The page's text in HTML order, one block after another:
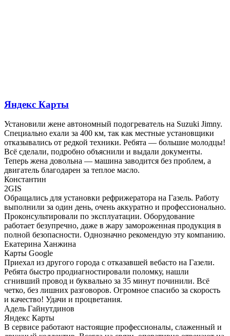
Яндекс Карты
Установили жене автономный подогреватель на Suzuki Jimny.
Специально ехали за 400 км, так как местные установщики
отказывались от редкой техники. Ребята — большие молодцы!
Всё сделали, подробно объяснили и выдали документы.
Теперь жена довольна — машина заводится без проблем, а
двигатель благодарен за теплое масло.
​Константин
2GIS
Обращались для установки рефрижератора на Газель. Работу
выполнили за один день, очень аккуратно и профессионально.
Проконсультировали по эксплуатации. Оборудование
работает безупречно, даже в жару замороженная продукция в
полной безопасности. Однозначно рекомендую эту компанию.
​Екатерина Ханжина
Карты Google
Приехал из другого города с отказавшей вебасто на Газели.
Ребята быстро продиагностировали поломку, нашли
сгнивший провод и буквально за 35 минут починили. Всё
четко, без лишних разговоров. Огромное спасибо за скорость
и качество! Удачи и процветания.
Адель Гайнутдинов
Яндекс Карты
В сервисе работают настоящие профессионалы, слаженный и